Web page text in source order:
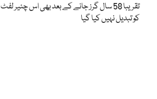
تقریبا 58 سال گرز جانے کے بعد بھی اس چئیر لفٹ
کو تبدیل نہیں کیا گیا